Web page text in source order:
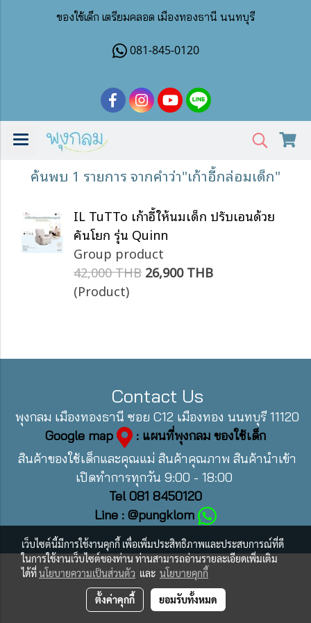
ของใช้เด็ก เตรียมคลอด เมืองทองธานี นนทบุรี
081-845-0120
ค้นพบ 1 รายการ จากคำว่า"เก้าอี้กล่อมเด็ก"
IL TuTTo เก้าอี้ให้นมเด็ก ปรับเอนด้วย
คันโยก รุ่น Quinn
Group product
42,000 THB 26,900 THB
(Product)
Contact Us
พุงกลม เมืองทองธานี ซอย C12 เมืองทอง นนทบุรี 11120
Google map
: แผนที่พุงกลม ของใช้เด็ก
สินค้าของใช้เด็กและคุณแม่ สินค้าคุณภาพ สินค้านำเข้า
เปิดทำการทุกวัน 9:00 - 18:00
Tel 081 8450120
Line : @pungklom
เว็บไซต์นี้มีการใช้งานคุกกี้ เพื่อเพิ่มประสิทธิภาพและประสบการณ์ที่ดี
ในการใช้งานเว็บไซต์ของท่าน ท่านสามารถอ่านรายละเอียดเพิ่มเติม
ได้ที่นโยบายความเป็นส่วนตัว และ นโยบายคุกกี้
ตั้งค่าคุกกี้ ยอมรับทั้งหมด